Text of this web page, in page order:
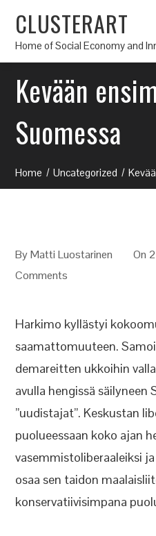
CLUSTERART
Home of Social Economy and
Kevään
Suomessa
Home Uncategorized
ByMatti Luostarinen On
Comments
Harkimo kyllästyi
saamattomuuteen.
demareitten ukkoihin
avulla hengissä säilyneen
”uudistajat”. Keskustan
puolueessaan koko ajan
vasemmistoliberaaleiksi
osaa sen taidon
konservatiivisimpana